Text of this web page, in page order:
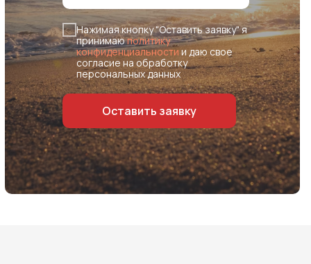
Нажимая кнопку "Оставить заявку" я
принимаюполитику
конфиденциальности и даю свое
согласие на обработку
персональных данных
Оставить заявку